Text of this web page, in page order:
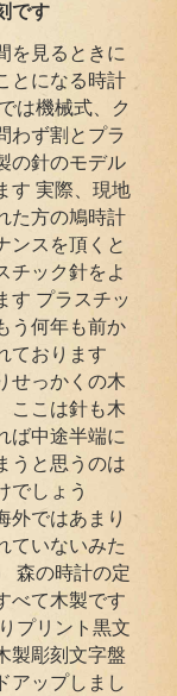
です
を見るときに
とになる時計
は機械式、ク
わず割とプラ
の針のモデル
す 実際、現地
た方の鳩時計
ンスを頂くと
チック針をよ
す プラスチッ
う何年も前か
ております
せっかくの木
ここは針も木
ば中途半端に
うと思うのは
でしょう
外ではあまり
ていないみた
森の時計の定
べて木製です
プリント黒文
製彫刻文字盤
アップしまし